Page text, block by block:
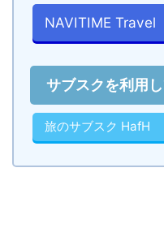
NAVITIME Travel
サブスクを利用
旅のサブスク HafH